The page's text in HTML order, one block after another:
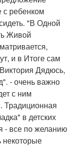
с ребенком
"В Одной
Живой
и в Итоге сам
Дядюсь,
- очень важно
с ним
Традиционная
в детских
- все по желанию
некоторые